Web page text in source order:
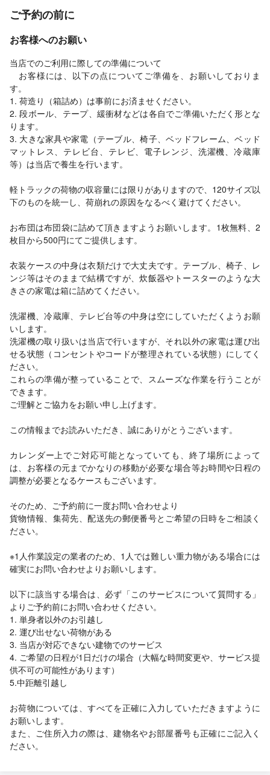
ご予約の前に
お客様へのお願い
当店でのご利用に際しての準備について
お客様には、以下の点についてご準備を、お願いしておりま
す。
1. 荷造り（箱詰め）は事前にお済ませください。
2. 段ボール、テープ、緩衝材などは各自でご準備いただく形とな
ります。
3. 大きな家具や家電（テーブル、椅子、ベッドフレーム、ベッド
マットレス、テレビ台、テレビ、電子レンジ、洗濯機、冷蔵庫
等）は当店で養生を行います。
軽トラックの荷物の収容量には限りがありますので、120サイズ以
下のものを統一し、荷崩れの原因をなるべく避けてください。
お布団は布団袋に詰めて頂きますようお願いします。1枚無料、2
枚目から500円にてご提供します。
衣装ケースの中身は衣類だけで大丈夫です。テーブル、椅子、レ
ンジ等はそのままで結構ですが、炊飯器やトースターのような大
きさの家電は箱に詰めてください。
洗濯機、冷蔵庫、テレビ台等の中身は空にしていただくようお願
いします。
洗濯機の取り扱いは当店で行いますが、それ以外の家電は運び出
せる状態（コンセントやコードが整理されている状態）にしてく
ださい。
これらの準備が整っていることで、スムーズな作業を行うことが
できます。
ご理解とご協力をお願い申し上げます。
この情報までお読みいただき、誠にありがとうございます。
カレンダー上でご対応可能となっていても、終了場所によって
は、お客様の元までかなりの移動が必要な場合等お時間や日程の
調整が必要となるケースもございます。
そのため、ご予約前に一度お問い合わせより
貨物情報、集荷先、配送先の郵便番号とご希望の日時をご相談く
ださい。
※1人作業設定の業者のため、1人では難しい重力物がある場合には
確実にお問い合わせよりお願いします。
以下に該当する場合は、必ず「このサービスについて質問する」
よりご予約前にお問い合わせください。
1. 単身者以外のお引越し
2. 運び出せない荷物がある
3. 当店が対応できない建物でのサービス
4. ご希望の日程が1日だけの場合（大幅な時間変更や、サービス提
供不可の可能性があります）
5.中距離引越し
お荷物については、すべてを正確に入力していただきますように
お願いします。
また、ご住所入力の際は、建物名やお部屋番号も正確にご記入く
ださい。